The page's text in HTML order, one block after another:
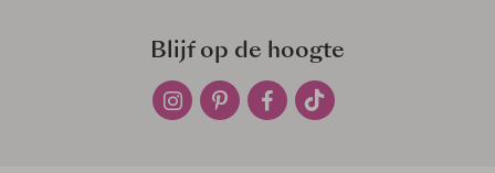
Blijf op de hoogte